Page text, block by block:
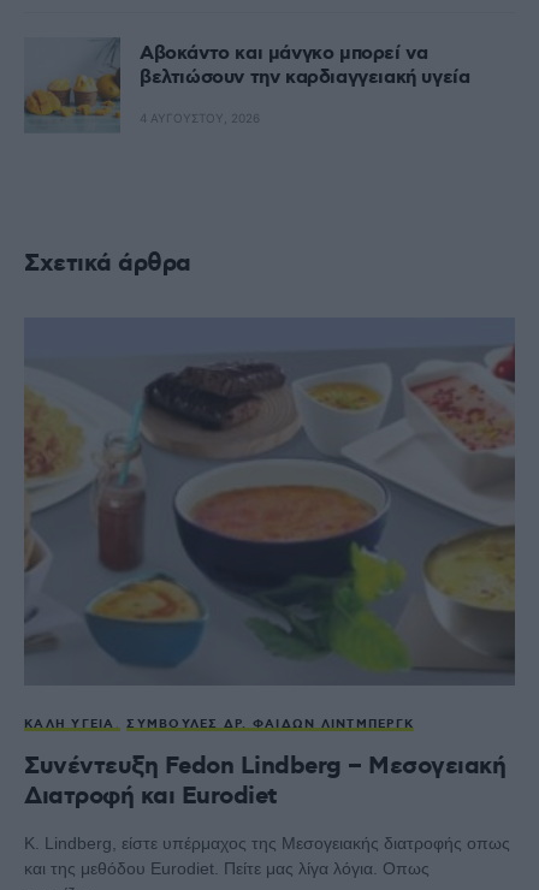
Αβοκάντο και μάνγκο μπορεί να
βελτιώσουν την καρδιαγγειακή υγεία
4 ΑΥΓΟΎΣΤΟΥ, 2026
Σχετικά άρθρα
ΚΑΛΉ ΥΓΕΊΑ ΣΥΜΒΟΥΛΈΣ ΔΡ. ΦΑΊΔΩΝ ΛΊΝΤΜΠΕΡΓΚ
Συνέντευξη Fedon Lindberg – Μεσογειακή
Διατροφή και Eurodiet
Κ. Lindberg, είστε υπέρμαχος της Μεσογειακής διατροφής οπως
και της μεθόδου Eurodiet. Πείτε μας λίγα λόγια. Οπως